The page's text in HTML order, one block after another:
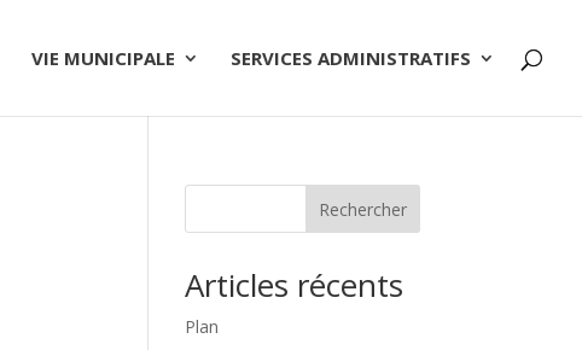
VIE MUNICIPALE SERVICES ADMINISTRATIFS
Rechercher
Articles récents
Plan